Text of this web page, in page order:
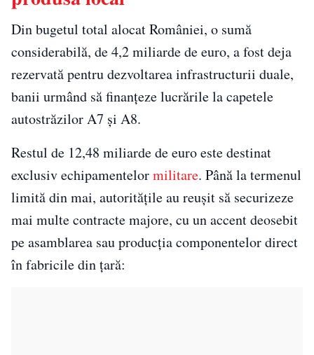
Din bugetul total alocat României, o sumă
considerabilă, de 4,2 miliarde de euro, a fost deja
rezervată pentru dezvoltarea infrastructurii duale,
banii urmând să finanțeze lucrările la capetele
autostrăzilor A7 și A8.
Restul de 12,48 miliarde de euro este destinat
exclusiv echipamentelormilitare. Până la termenul
limită din mai, autoritățile au reușit să securizeze
mai multe contracte majore, cu un accent deosebit
pe asamblarea sau producția componentelor direct
în fabricile din țară: